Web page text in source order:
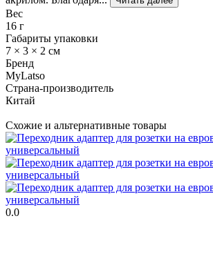
Вес
16 г
Габариты упаковки
7 × 3 × 2 см
Бренд
MyLatso
Страна-производитель
Китай
Схожие и альтернативные товары
0.0